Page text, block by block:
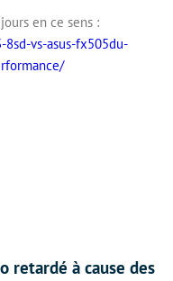
en ce sens :
vs-asus-fx505du-
retardé à cause des